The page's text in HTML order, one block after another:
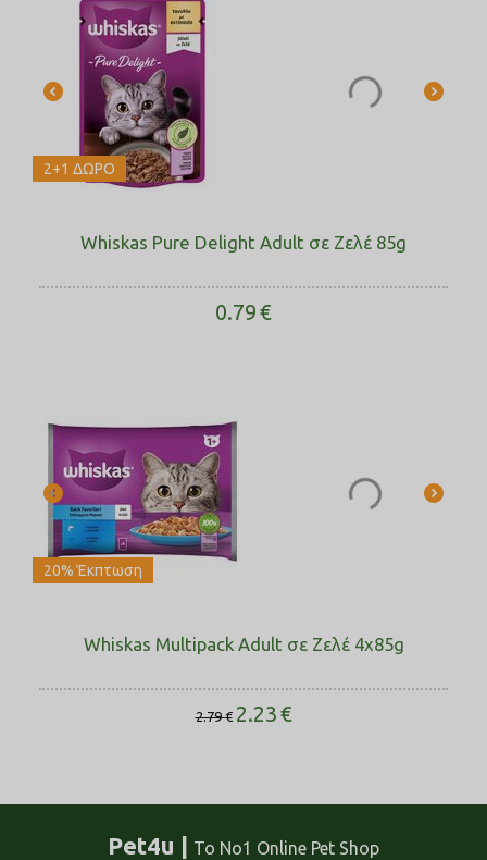
2+1 ΔΩΡΟ
Whiskas Pure Delight Adult σε Ζελέ 85g
0.79€
20% Έκπτωση
Whiskas Multipack Adult σε Ζελέ 4x85g
2.79 € 2.23€
Pet4u | Το No1 Online Pet Shop